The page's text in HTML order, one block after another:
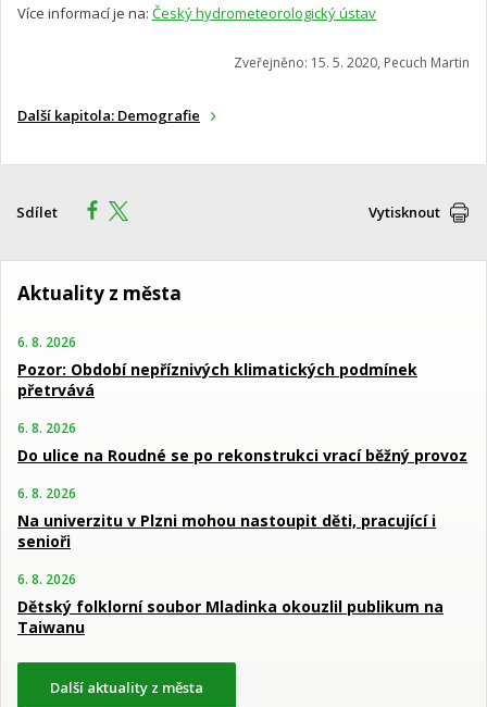
Více informací je na: Český hydrometeorologický ústav
Zveřejněno: 15. 5. 2020, Pecuch Martin
Další kapitola: Demografie
Sdílet Vytisknout
Aktuality z města
6. 8. 2026
Pozor: Období nepříznivých klimatických podmínek
přetrvává
6. 8. 2026
Do ulice na Roudné se po rekonstrukci vrací běžný provoz
6. 8. 2026
Na univerzitu v Plzni mohou nastoupit děti, pracující i
senioři
6. 8. 2026
Dětský folklorní soubor Mladinka okouzlil publikum na
Taiwanu
Další aktuality z města